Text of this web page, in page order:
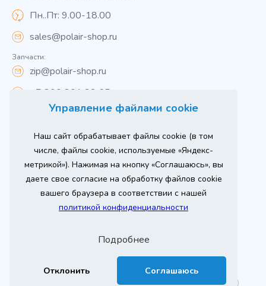
Управление файлами cookie
Наш сайт обрабатывает файлы cookie (в том
числе, файлы cookie, используемые «Яндекс-
метрикой»). Нажимая на кнопку «Соглашаюсь», вы
даете свое согласие на обработку файлов cookie
вашего браузера в соответствии с нашей
политикой конфиденциальности
Подробнее
Отклонить Соглашаюсь
Пн..Пт: 9.00-18.00
sales@polair-shop.ru
Запчасти:
zip@polair-shop.ru
+7 800 301 33 65
Вся информация на сайте о товарах носит
справочный характер и не является публичной
офертой в соответствии с пунктом 2 статьи 437 ГК РФ.
Для получения подробной информации о наличии и
стоимости указанных товаров и (или) услуг,
пожалуйста, обращайтесь к менеджеру сайта по
телефону
При использовании материалов сайта ссылка
Продвижение сайта
Оставь заявку